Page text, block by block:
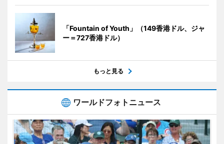
「Fountain of Youth」（149香港ドル、ジャ
ー＝727香港ドル）
もっと見る
ワールドフォトニュース